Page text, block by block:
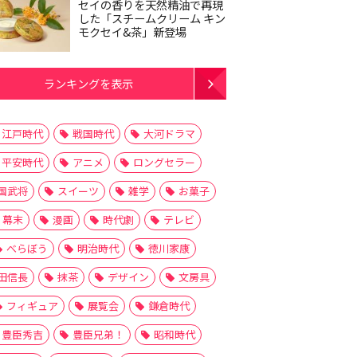
セイの香りを天然精油で再現
した「スチームクリーム キン
モクセイ&茶」新登場
ランキングを表示
江戸時代 戦国時代
大河ドラマ
平安時代
アニメ
ロングセラー
武将
スイーツ 雑学
お菓子
幕末
漫画 時代劇
テレビ
べらぼう
明治時代
徳川家康
信長
抹茶 デザイン
文房具
フィギュア
展覧会
鎌倉時代
豊臣秀吉
豊臣兄弟！
昭和時代